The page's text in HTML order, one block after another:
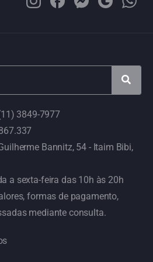
3849-7977
Bannitz, 54 - Itaim Bibi,
a sexta-feira das 10h às 20h
formas de pagamento,
mediante consulta.